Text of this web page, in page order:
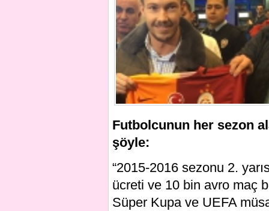
Futbolcunun her sezon
şöyle:
“2015-2016 sezonu 2.
ücreti ve 10 bin avro maç
Süper Kupa ve UEFA